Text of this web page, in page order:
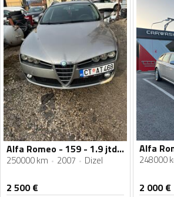
Alfa Romeo - 159 - 1.9 jtdm
250000 km 2007 Dizel
2 500€
Alfa
248000
2 000€